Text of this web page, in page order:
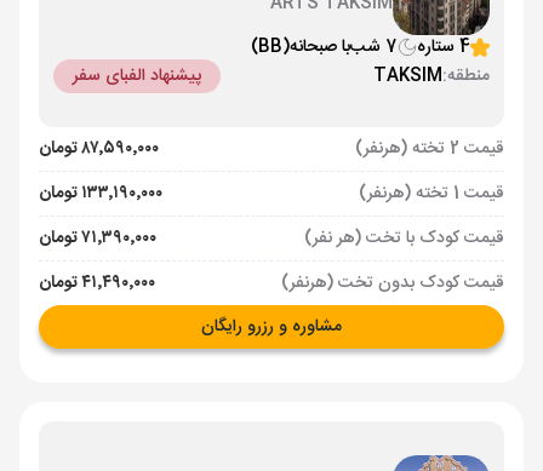
4 ستاره
7 شب با صبحانه(BB)
منطقه:TAKSIM پیشنهاد الفبای سفر
قیمت 2 تخته (هرنفر)
۸۷٬۵۹۰٬۰۰۰ تومان
قیمت 1 تخته (هرنفر)
۱۳۳٬۱۹۰٬۰۰۰ تومان
قیمت کودک با تخت (هر نفر)
۷۱٬۳۹۰٬۰۰۰ تومان
قیمت کودک بدون تخت (هرنفر)
۴۱٬۴۹۰٬۰۰۰ تومان
مشاوره و رزرو رایگان